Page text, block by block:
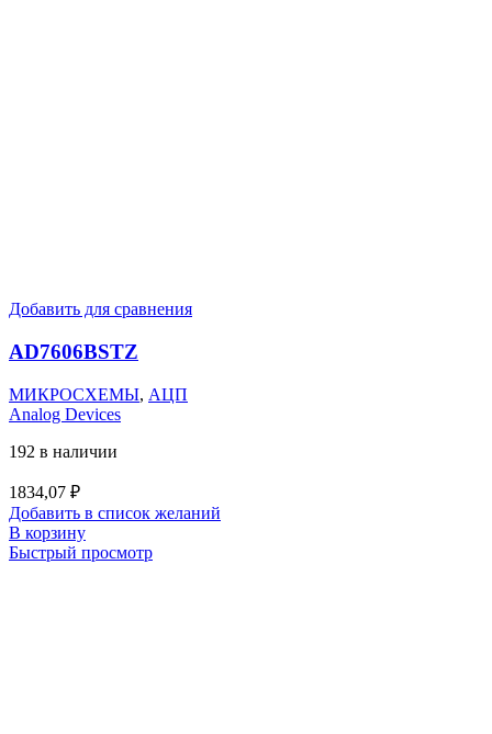
Добавить для сравнения
AD7606BSTZ
МИКРОСХЕМЫ, АЦП
Analog Devices
192 в наличии
1834,07 ₽
Добавить в список желаний
В корзину
Быстрый просмотр